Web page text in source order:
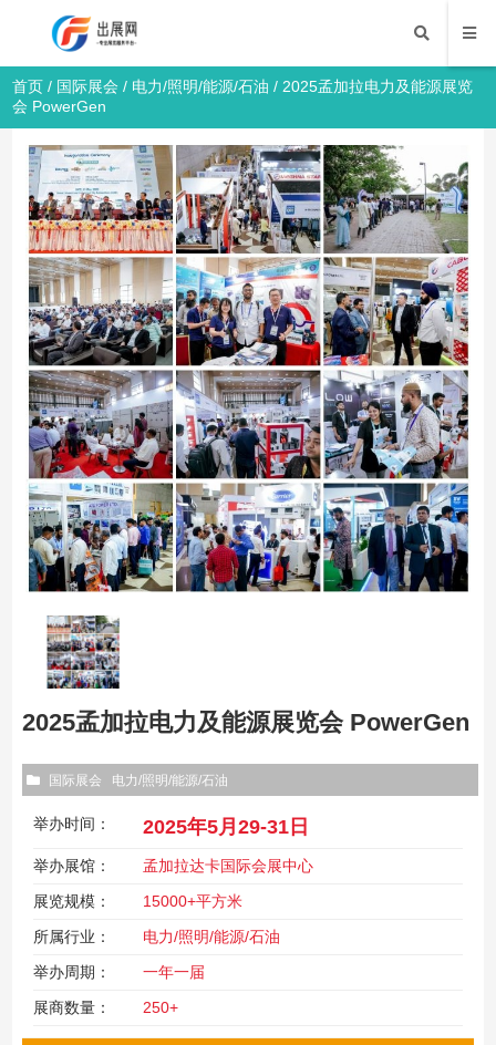
首页 / 国际展会 / 电力/照明/能源/石油 / 2025孟加拉电力及能源展览
会 PowerGen
2025孟加拉电力及能源展览会 PowerGen
国际展会 电力/照明/能源/石油
举办时间： 2025年5月29-31日
举办展馆：
孟加拉达卡国际会展中心
展览规模：
15000+平方米
所属行业：
电力/照明/能源/石油
举办周期：
一年一届
展商数量：
250+